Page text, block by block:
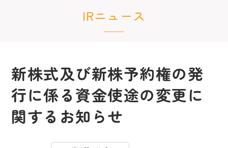
IRニュース
新株式及び新株予約権の発
行に係る資金使途の変更に
関するお知らせ